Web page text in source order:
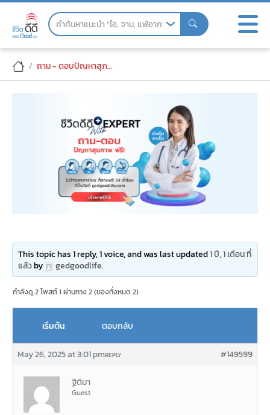
Skip
ปวดท้องข้างขวาล่าง
ถาม - ตอบปัญหาสุภาพ
This topic has 1 reply, 1 voice, and was last updated1 ปี, 1 เดือน ที่
แล้วby gedgoodlife.
กำลังดู 2 โพสต์ 1 ผ่านทาง 2 (ของทั่งหมด 2)
เริ่มต้น ตอบกลับ
May 26, 2025 at 3:01 pm #149599
REPLY
ฐิติมา
Guest